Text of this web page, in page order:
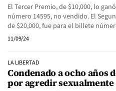
El Tercer Premio, de $10,000, lo
número 14595, no vendido. El
de $20,000, fue para el billete
11/09/24
LA LIBERTAD
Condenado a ocho años
por agredir sexualmente